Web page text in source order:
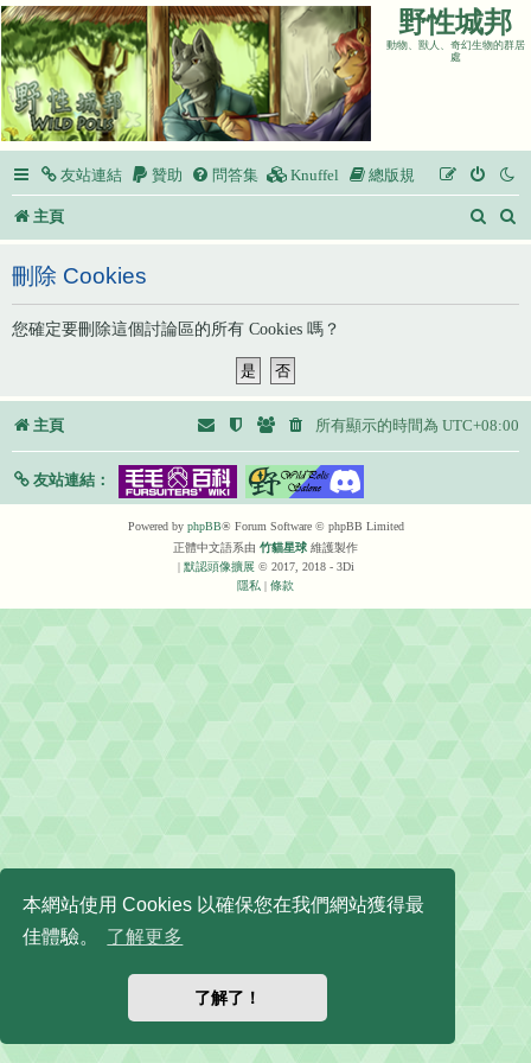
本網站使用 Cookies 以確保您在我們網站獲得最
佳體驗。
了解更多
了解了！
野性城邦
動物、獸人、奇幻生物的群居
處
友站連結 贊助 問答集 Knuffel 總版規
主頁
搜
刪除 Cookies
您確定要刪除這個討論區的所有 Cookies 嗎？
主頁 所有顯示的時間為 UTC+08:00
友站連結：
Powered by phpBB® Forum Software © phpBB Limited
正體中文語系由 竹貓星球 維護製作
| 默認頭像擴展 © 2017, 2018 - 3Di
隱私 | 條款